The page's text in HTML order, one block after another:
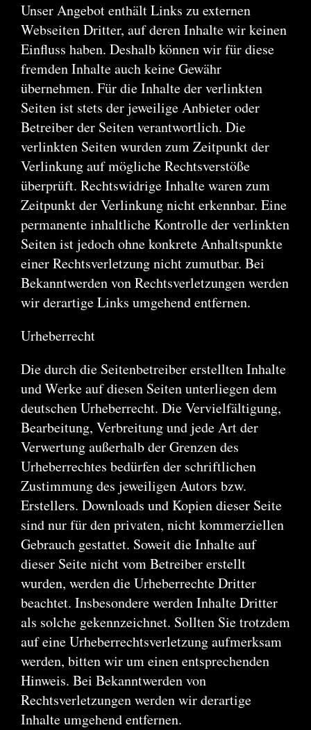
Unser Angebot enthält Links zu externen
Webseiten Dritter, auf deren Inhalte wir keinen
Einfluss haben. Deshalb können wir für diese
fremden Inhalte auch keine Gewähr
übernehmen. Für die Inhalte der verlinkten
Seiten ist stets der jeweilige Anbieter oder
Betreiber der Seiten verantwortlich. Die
verlinkten Seiten wurden zum Zeitpunkt der
Verlinkung auf mögliche Rechtsverstöße
überprüft. Rechtswidrige Inhalte waren zum
Zeitpunkt der Verlinkung nicht erkennbar. Eine
permanente inhaltliche Kontrolle der verlinkten
Seiten ist jedoch ohne konkrete Anhaltspunkte
einer Rechtsverletzung nicht zumutbar. Bei
Bekanntwerden von Rechtsverletzungen werden
wir derartige Links umgehend entfernen.
Urheberrecht
Die durch die Seitenbetreiber erstellten Inhalte
und Werke auf diesen Seiten unterliegen dem
deutschen Urheberrecht. Die Vervielfältigung,
Bearbeitung, Verbreitung und jede Art der
Verwertung außerhalb der Grenzen des
Urheberrechtes bedürfen der schriftlichen
Zustimmung des jeweiligen Autors bzw.
Erstellers. Downloads und Kopien dieser Seite
sind nur für den privaten, nicht kommerziellen
Gebrauch gestattet. Soweit die Inhalte auf
dieser Seite nicht vom Betreiber erstellt
wurden, werden die Urheberrechte Dritter
beachtet. Insbesondere werden Inhalte Dritter
als solche gekennzeichnet. Sollten Sie trotzdem
auf eine Urheberrechtsverletzung aufmerksam
werden, bitten wir um einen entsprechenden
Hinweis. Bei Bekanntwerden von
Rechtsverletzungen werden wir derartige
Inhalte umgehend entfernen.